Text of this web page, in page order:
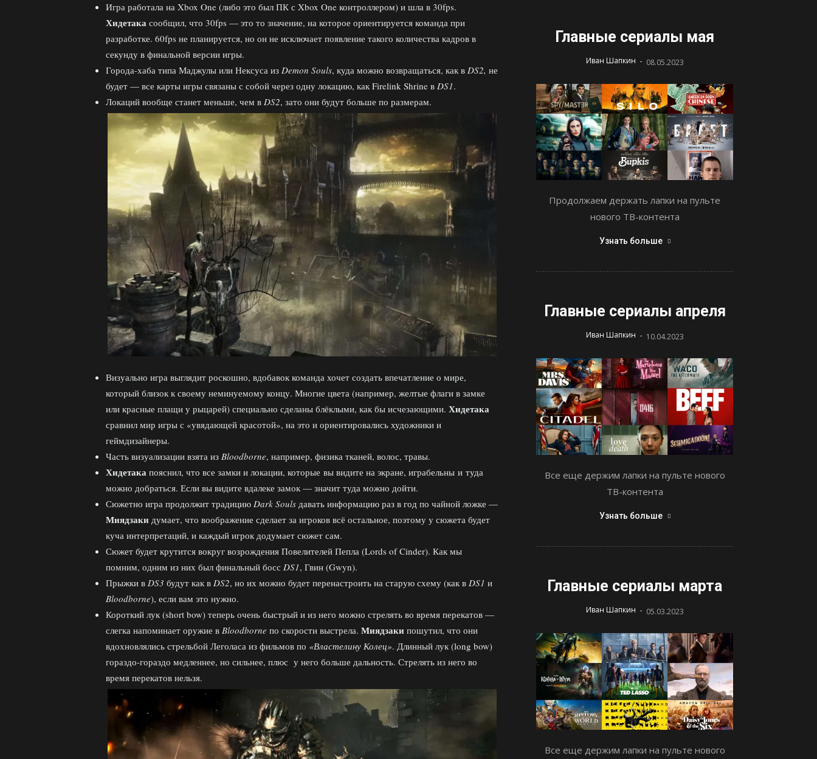
Игра работала на Xbox One (либо это был ПК с Xbox One контроллером) и шла в 30fps.
Хидетака сообщил, что 30fps — это то значение, на которое ориентируется команда при
разработке. 60fps не планируется, но он не исключает появление такого количества кадров в
секунду в финальной версии игры.
Города-хаба типа Маджулы или Нексуса из Demon Souls, куда можно возвращаться, как в DS2, не
будет — все карты игры связаны с собой через одну локацию, как Firelink Shrine в DS1.
Локаций вообще станет меньше, чем в DS2, зато они будут больше по размерам.
Визуально игра выглядит роскошно, вдобавок команда хочет создать впечатление о мире,
который близок к своему неминуемому концу. Многие цвета (например, желтые флаги в замке
или красные плащи у рыцарей) специально сделаны блёклыми, как бы исчезающими. Хидетака
сравнил мир игры с «увядающей красотой», на это и ориентировались художники и
геймдизайнеры.
Часть визуализации взята из Bloodborne, например, физика тканей, волос, травы.
Хидетака пояснил, что все замки и локации, которые вы видите на экране, играбельны и туда
можно добраться. Если вы видите вдалеке замок — значит туда можно дойти.
Сюжетно игра продолжит традицию Dark Souls давать информацию раз в год по чайной ложке —
Миядзаки думает, что воображение сделает за игроков всё остальное, поэтому у сюжета будет
куча интерпретаций, и каждый игрок додумает сюжет сам.
Сюжет будет крутится вокруг возрождения Повелителей Пепла (Lords of Cinder). Как мы
помним, одним из них был финальный босс DS1, Гвин (Gwyn).
Прыжки в DS3 будут как в DS2, но их можно будет перенастроить на старую схему (как в DS1 и
Bloodborne), если вам это нужно.
Короткий лук (short bow) теперь очень быстрый и из него можно стрелять во время перекатов —
слегка напоминает оружие в Bloodborne по скорости выстрела. Миядзаки пошутил, что они
вдохновлялись стрельбой Леголаса из фильмов по «Властелину Колец». Длинный лук (long bow)
гораздо-гораздо медленнее, но сильнее, плюс у него больше дальность. Стрелять из него во
время перекатов нельзя.
Главные сериалы мая
Иван Шапкин - 08.05.2023
Продолжаем держать лапки на пульте
нового ТВ-контента
Узнать больше
Главные сериалы апреля
Иван Шапкин - 10.04.2023
Все еще держим лапки на пульте нового
ТВ-контента
Узнать больше
Главные сериалы марта
Иван Шапкин - 05.03.2023
Все еще держим лапки на пульте нового